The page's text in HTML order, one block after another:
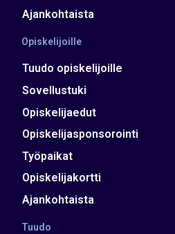
Ajankohtaista
Opiskelijoille
Tuudo opiskelijoille
Sovellustuki
Opiskelijaedut
Opiskelijasponsorointi
Työpaikat
Opiskelijakortti
Ajankohtaista
Tuudo